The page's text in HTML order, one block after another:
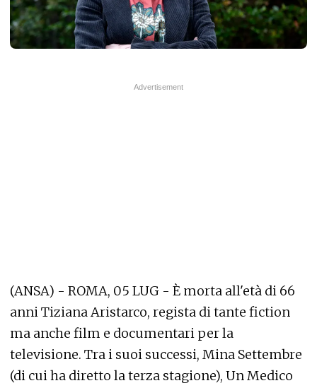
(ANSA) - ROMA, 05 LUG - È morta all'età di 66
anni Tiziana Aristarco, regista di tante fiction
ma anche film e documentari per la
televisione. Tra i suoi successi, Mina Settembre
(di cui ha diretto la terza stagione), Un Medico